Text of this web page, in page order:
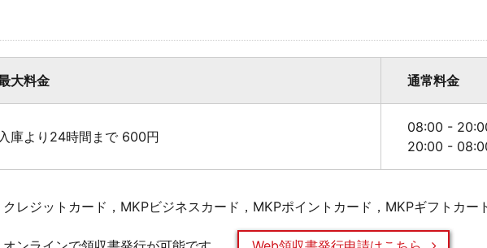
大料金 通常料金
入庫より24時間まで 600円
08:00 -
20:00 -
クレジットカード，MKPビジネスカード，MKPポイントカード，MKPギフトカー